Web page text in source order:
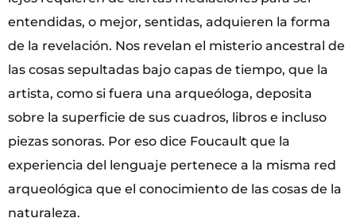
entendidas, o mejor, sentidas, adquieren la forma
de la revelación. Nos revelan el misterio ancestral de
las cosas sepultadas bajo capas de tiempo, que la
artista, como si fuera una arqueóloga, deposita
sobre la superficie de sus cuadros, libros e incluso
piezas sonoras. Por eso dice Foucault que la
experiencia del lenguaje pertenece a la misma red
arqueológica que el conocimiento de las cosas de la
naturaleza.